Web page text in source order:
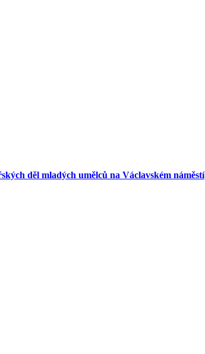
děl mladých umělců na Václavském náměstí